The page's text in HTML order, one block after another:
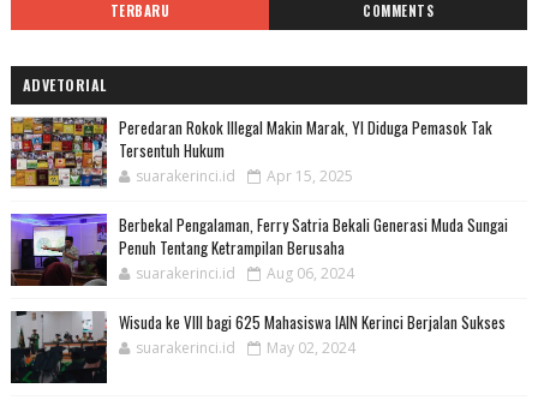
TERBARU COMMENTS
ADVETORIAL
Peredaran Rokok Illegal Makin Marak, YI Diduga Pemasok Tak
Tersentuh Hukum
suarakerinci.id Apr 15, 2025
Berbekal Pengalaman, Ferry Satria Bekali Generasi Muda Sungai
Penuh Tentang Ketrampilan Berusaha
suarakerinci.id Aug 06, 2024
Wisuda ke VIII bagi 625 Mahasiswa IAIN Kerinci Berjalan Sukses
suarakerinci.id May 02, 2024